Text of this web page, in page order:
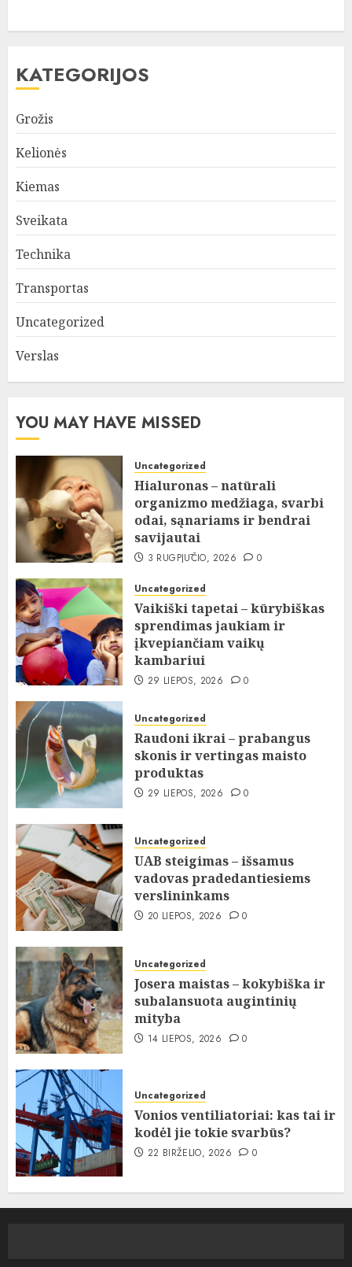
KATEGORIJOS
Grožis
Kelionės
Kiemas
Sveikata
Technika
Transportas
Uncategorized
Verslas
YOU MAY HAVE MISSED
Uncategorized
Hialuronas – natūrali
organizmo medžiaga, svarbi
odai, sąnariams ir bendrai
savijautai
3 RUGPJŪČIO, 2026 0
Uncategorized
Vaikiški tapetai – kūrybiškas
sprendimas jaukiam ir
įkvepiančiam vaikų
kambariui
29 LIEPOS, 2026 0
Uncategorized
Raudoni ikrai – prabangus
skonis ir vertingas maisto
produktas
29 LIEPOS, 2026 0
Uncategorized
UAB steigimas – išsamus
vadovas pradedantiesiems
verslininkams
20 LIEPOS, 2026 0
Uncategorized
Josera maistas – kokybiška ir
subalansuota augintinių
mityba
14 LIEPOS, 2026 0
Uncategorized
Vonios ventiliatoriai: kas tai ir
kodėl jie tokie svarbūs?
22 BIRŽELIO, 2026 0